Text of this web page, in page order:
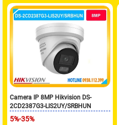
Camera IP 8MP Hikvision DS-
2CD2387G3-LIS2UY/SRBHUN
5%-35%